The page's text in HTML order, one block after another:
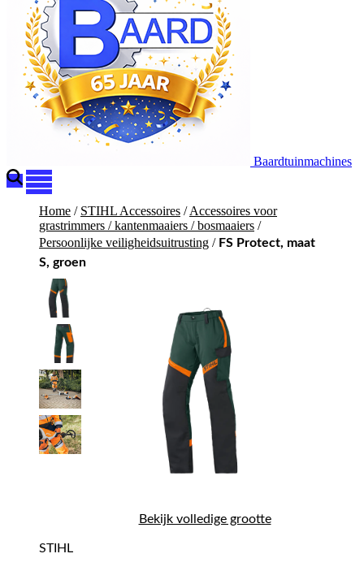
Baardtuinmachines
Home / STIHL Accessoires /Accessoires voor
grastrimmers / kantenmaaiers / bosmaaiers /
Persoonlijke veiligheidsuitrusting / FS Protect, maat
S, groen
Bekijk volledige grootte
STIHL